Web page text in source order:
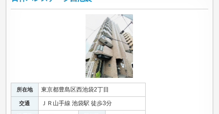
所在地 東京都豊島区西池袋2丁目
交通 ＪＲ山手線 池袋駅 徒歩3分